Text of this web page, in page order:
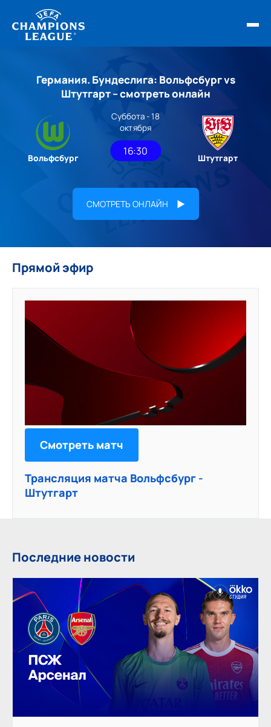
ОБЗОРЫ ЛЧ УЕФА
НОВОСТИ
РАСПИСАНИЕ
Германия. Бундеслига: Вольфсбург vs
Штутгарт – смотреть онлайн
Вольфсбург
Суббота - 18
октября
16:30
Штутгарт
СМОТРЕТЬ ОНЛАЙН
Прямой эфир
Смотреть матч
Трансляция матча Вольфсбург -
Штутгарт
Последние новости